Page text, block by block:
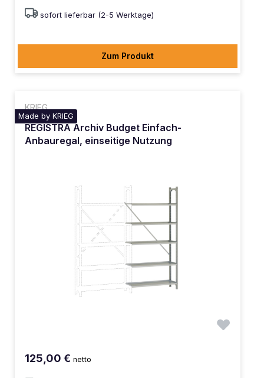
sofort lieferbar (2-5 Werktage)
Zum Produkt
KRIEG
Made by KRIEG
REGISTRA Archiv Budget Einfach-
Anbauregal, einseitige Nutzung
125,00 € netto